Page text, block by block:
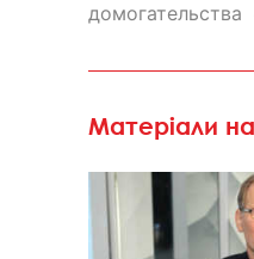
домогательства
Матеріали